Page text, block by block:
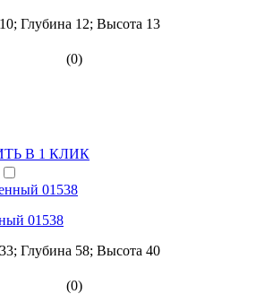
Глубина 12; Высота 13
(0)
В 1 КЛИК
01538
Глубина 58; Высота 40
(0)